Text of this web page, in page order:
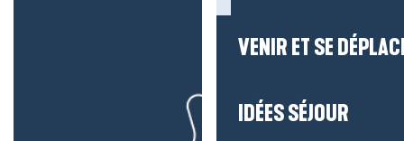
VENIR ET SE
IDÉES SÉJOUR